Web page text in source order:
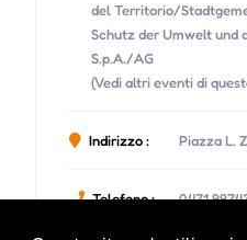
del Territorio/
Schutz der Umwelt und
S.p.A./AG
(Vedi altri eventi di
Indirizzo : Piazza L.
Telefono : 0471